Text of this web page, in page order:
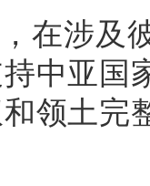
在涉及
中亚国
领土完